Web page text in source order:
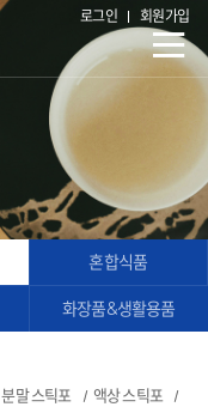
로그인 회원가입
혼합식품
화장품&생활용품
분말 스틱포 액상 스틱포